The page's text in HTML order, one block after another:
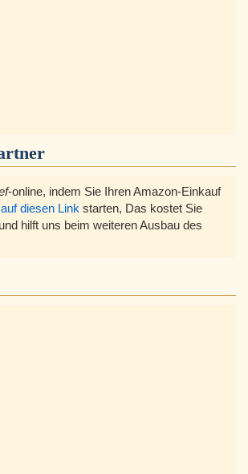
-online, indem Sie Ihren Amazon-Einkauf
diesen Link starten, Das kostet Sie
hilft uns beim weiteren Ausbau des